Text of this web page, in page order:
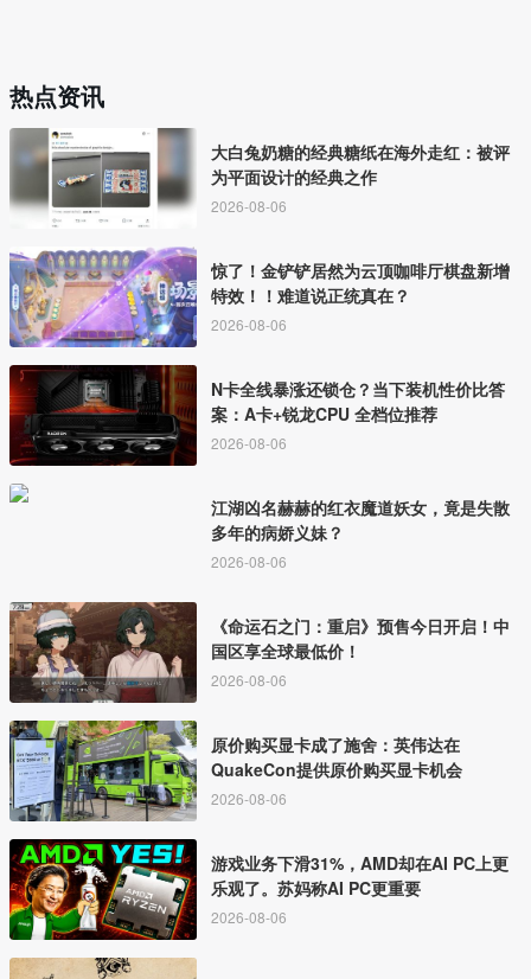
热点资讯
大白兔奶糖的经典糖纸在海外走红：被评
为平面设计的经典之作
2026-08-06
惊了！金铲铲居然为云顶咖啡厅棋盘新增
特效！！难道说正统真在？
2026-08-06
N卡全线暴涨还锁仓？当下装机性价比答
案：A卡+锐龙CPU 全档位推荐
2026-08-06
江湖凶名赫赫的红衣魔道妖女，竟是失散
多年的病娇义妹？
2026-08-06
《命运石之门：重启》预售今日开启！中
国区享全球最低价！
2026-08-06
原价购买显卡成了施舍：英伟达在
QuakeCon提供原价购买显卡机会
2026-08-06
游戏业务下滑31%，AMD却在AI PC上更
乐观了。苏妈称AI PC更重要
2026-08-06